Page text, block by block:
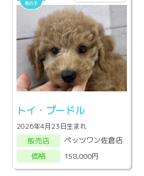
トイ・プードル
2026年4月23日生まれ
販売店
ペッツワン佐倉店
価格
158,000円